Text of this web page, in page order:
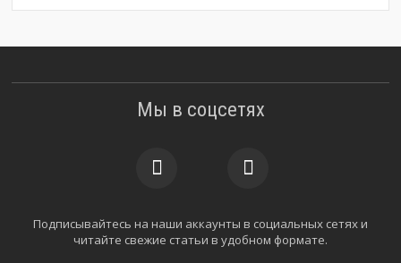
Мы в соцсетях
Подписывайтесь на наши аккаунты в социальных сетях и
читайте свежие статьи в удобном формате.